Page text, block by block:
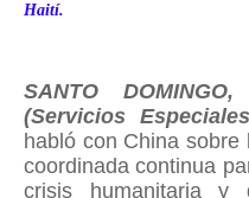
Haití.
SANTO
(Servicios
habló con China
coordinada continua
crisis humanitaria y